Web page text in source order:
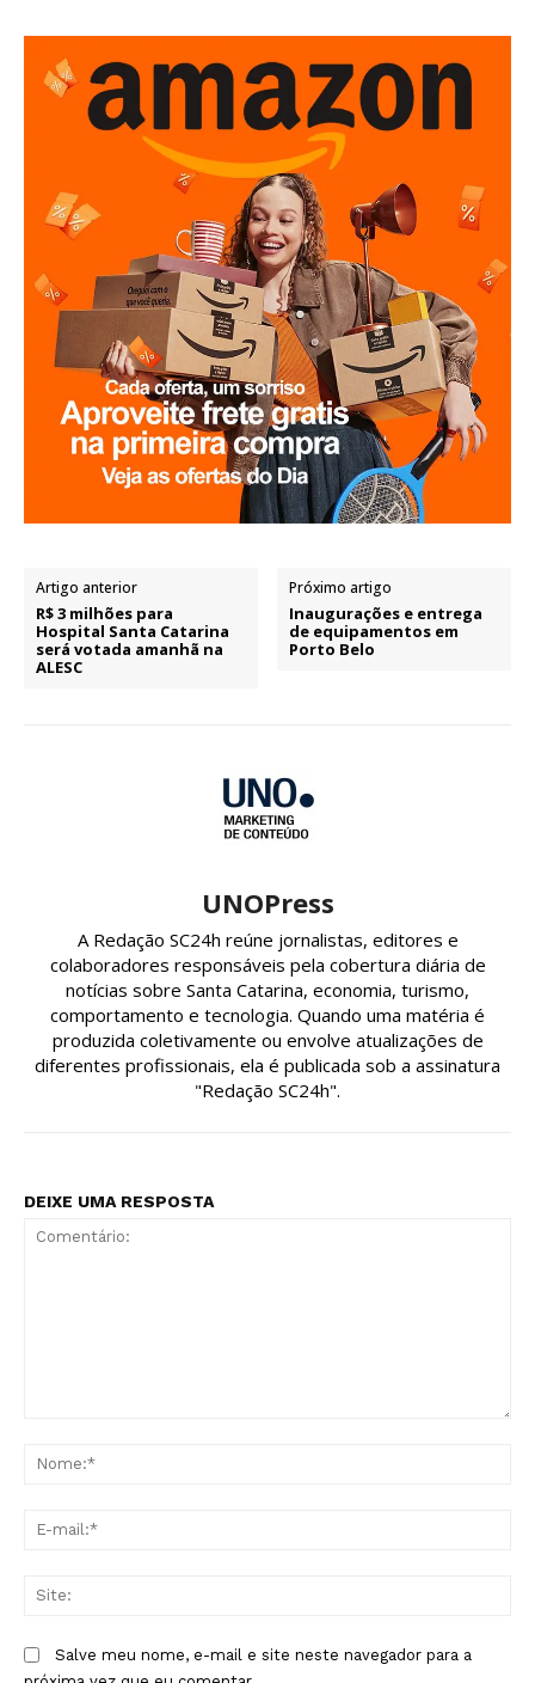
Artigo anterior
R$ 3 milhões para
Hospital Santa Catarina
será votada amanhã na
ALESC
Próximo artigo
Inaugurações e entrega
de equipamentos em
Porto Belo
UNOPress
A Redação SC24h reúne jornalistas, editores e
colaboradores responsáveis pela cobertura diária de
notícias sobre Santa Catarina, economia, turismo,
comportamento e tecnologia. Quando uma matéria é
produzida coletivamente ou envolve atualizações de
diferentes profissionais, ela é publicada sob a assinatura
"Redação SC24h".
DEIXE UMA RESPOSTA
Salve meu nome, e-mail e site neste navegador para a